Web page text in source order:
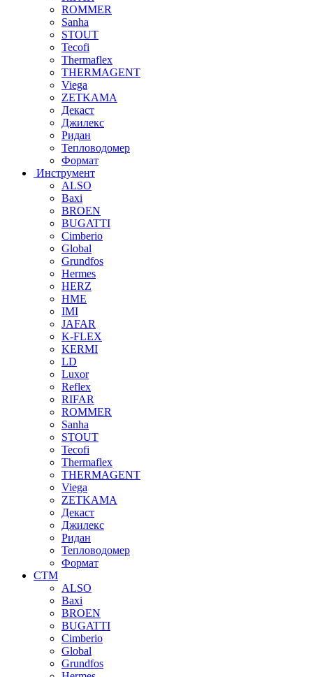
ROMMER
Sanha
STOUT
Tecofi
Thermaflex
THERMAGENT
Viega
ZETKAMA
Декаст
Джилекс
Ридан
Тепловодомер
Формат
Инструмент
ALSO
Baxi
BROEN
BUGATTI
Cimberio
Global
Grundfos
Hermes
HERZ
HME
IMI
JAFAR
K-FLEX
KERMI
LD
Luxor
Reflex
RIFAR
ROMMER
Sanha
STOUT
Tecofi
Thermaflex
THERMAGENT
Viega
ZETKAMA
Декаст
Джилекс
Ридан
Тепловодомер
Формат
СТМ
ALSO
Baxi
BROEN
BUGATTI
Cimberio
Global
Grundfos